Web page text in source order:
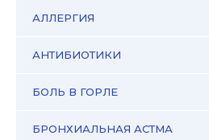
АЛЛЕРГИЯ
АНТИБИОТИКИ
БОЛЬ В ГОРЛЕ
БРОНХИАЛЬНАЯ АСТМА